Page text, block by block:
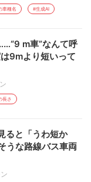
車種名 #生成AI
m車”なんて呼
9mより短いって
長さ
ると「うわ短か
うな路線バス車両